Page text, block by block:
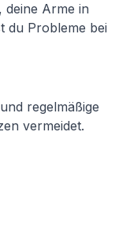
deine Arme in
du Probleme bei
regelmäßige
vermeidet.